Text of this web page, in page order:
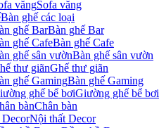
Sofa văng
Bàn ghế các loại
Bàn ghế Bar
Bàn ghế Cafe
Bàn ghế sân vườn
Ghế thư giãn
Bàn ghế Gaming
Giường ghế bể bơi
Chân bàn
Nội thất Decor